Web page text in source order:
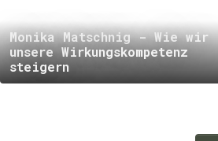
Monika Matschnig - Wie wir
unsere Wirkungskompetenz
steigern